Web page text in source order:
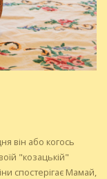
він або когось
"козацькій"
спостерігає Мамай,